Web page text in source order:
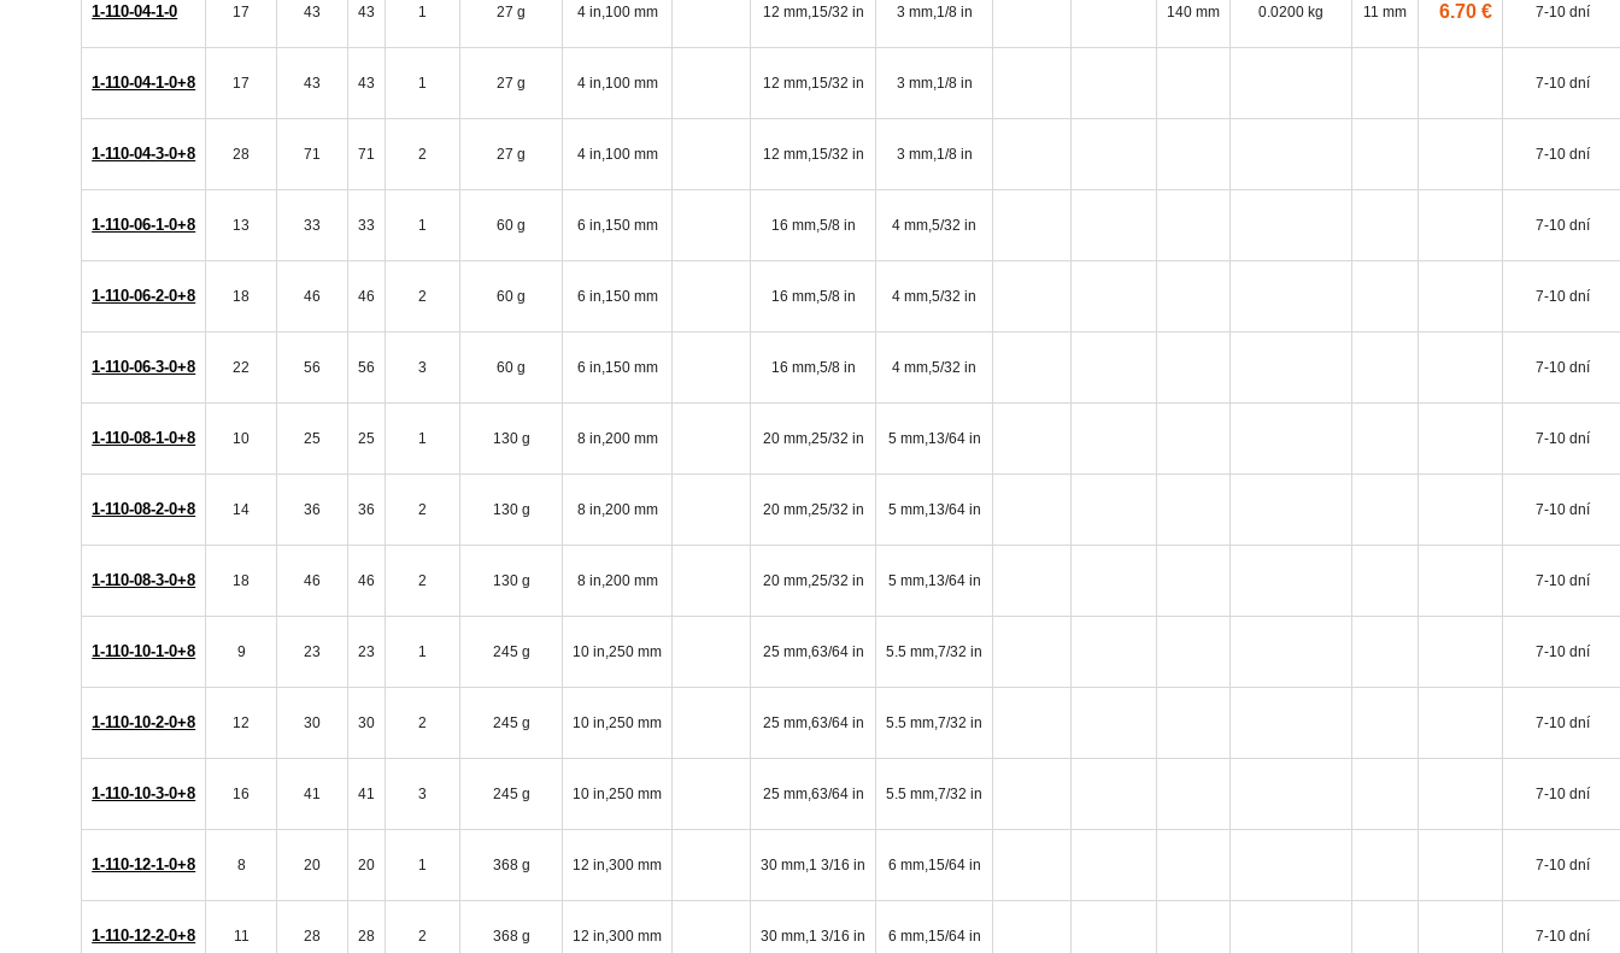
1-110-04-1-0 17 43 43 1 27 g 4 in,100 mm 12 mm,15/32 in 3 mm,1/8 in 140 mm 0.0200 kg 11 mm 6.70 € 7-10 dní
1-110-04-1-0+8 17 43 43 1 27 g 4 in,100 mm 12 mm,15/32 in 3 mm,1/8 in 7-10 dní
1-110-04-3-0+8 28 71 71 2 27 g 4 in,100 mm 12 mm,15/32 in 3 mm,1/8 in 7-10 dní
1-110-06-1-0+8 13 33 33 1 60 g 6 in,150 mm 16 mm,5/8 in 4 mm,5/32 in 7-10 dní
1-110-06-2-0+8 18 46 46 2 60 g 6 in,150 mm 16 mm,5/8 in 4 mm,5/32 in 7-10 dní
1-110-06-3-0+8 22 56 56 3 60 g 6 in,150 mm 16 mm,5/8 in 4 mm,5/32 in 7-10 dní
1-110-08-1-0+8 10 25 25 1 130 g 8 in,200 mm 20 mm,25/32 in 5 mm,13/64 in 7-10 dní
1-110-08-2-0+8 14 36 36 2 130 g 8 in,200 mm 20 mm,25/32 in 5 mm,13/64 in 7-10 dní
1-110-08-3-0+8 18 46 46 2 130 g 8 in,200 mm 20 mm,25/32 in 5 mm,13/64 in 7-10 dní
1-110-10-1-0+8 9 23 23 1 245 g 10 in,250 mm 25 mm,63/64 in 5.5 mm,7/32 in 7-10 dní
1-110-10-2-0+8 12 30 30 2 245 g 10 in,250 mm 25 mm,63/64 in 5.5 mm,7/32 in 7-10 dní
1-110-10-3-0+8 16 41 41 3 245 g 10 in,250 mm 25 mm,63/64 in 5.5 mm,7/32 in 7-10 dní
1-110-12-1-0+8 8 20 20 1 368 g 12 in,300 mm 30 mm,1 3/16 in 6 mm,15/64 in 7-10 dní
1-110-12-2-0+8 11 28 28 2 368 g 12 in,300 mm 30 mm,1 3/16 in 6 mm,15/64 in 7-10 dní